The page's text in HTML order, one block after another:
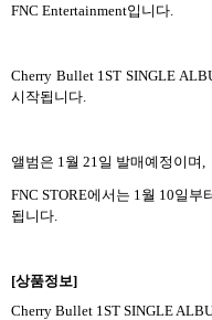
FNC Entertainment입니다
Cherry Bullet 1ST SINGLE
시작됩니다
앨범은 1월 21일 발매예정이며,
FNC STORE에서는 1 월 10일부
됩니다
[상품정보]
Cherry Bullet 1ST SINGLE